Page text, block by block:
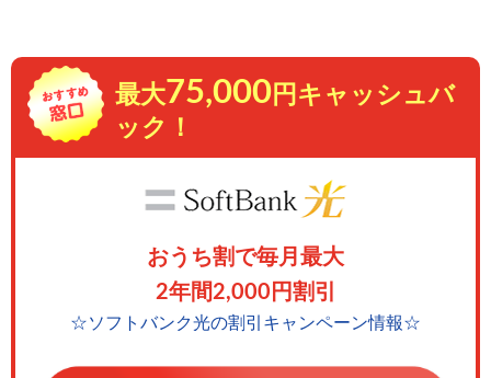
最大75,000 円キャッシュバ
ック！
おうち割で毎月最大
2年間2,000円割引
☆ソフトバンク光の割引キャンペーン情報☆